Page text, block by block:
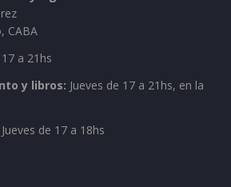
CABA
a 21hs
y libros: Jueves de 17 a 21hs, en la
Jueves de 17 a 18hs